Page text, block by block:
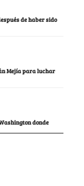
de haber sido
Mejía para luchar
donde